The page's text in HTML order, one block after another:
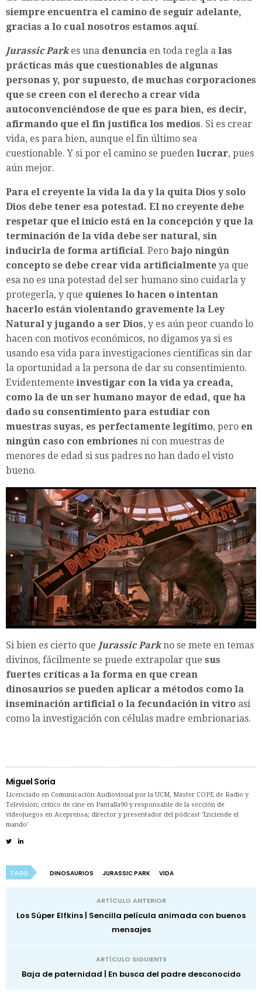
siempre encuentra el camino de seguir adelante,
gracias a lo cual nosotros estamos aquí.
Jurassic Parkes una denuncia en toda regla a las
prácticas más que cuestionables de algunas
personas y, por supuesto, de muchas corporaciones
que se creen con el derecho a crear vida
autoconvenciéndose de que es para bien, es decir,
afirmando que el fin justifica los medios. Si es crear
vida, es para bien, aunque el fin último sea
cuestionable. Y si por el camino se pueden lucrar, pues
aún mejor.
Para el creyente la vida la da y la quita Dios y solo
Dios debe tener esa potestad. El no creyente debe
respetar que el inicio está en la concepción y que la
terminación de la vida debe ser natural, sin
inducirla de forma artificial. Pero bajo ningún
concepto se debe crear vida artificialmente ya que
esa no es una potestad del ser humano sino cuidarla y
protegerla, y que quienes lo hacen o intentan
hacerlo están violentando gravemente la Ley
Natural y jugando a ser Dios, y es aún peor cuando lo
hacen con motivos económicos, no digamos ya si es
usando esa vida para investigaciones científicas sin dar
la oportunidad a la persona de dar su consentimiento.
Evidentemente investigar con la vida ya creada,
como la de un ser humano mayor de edad, que ha
dado su consentimiento para estudiar con
muestras suyas, es perfectamente legítimo, pero en
ningún caso con embriones ni con muestras de
menores de edad si sus padres no han dado el visto
bueno.
Si bien es cierto que Jurassic Parkno se mete en temas
divinos, fácilmente se puede extrapolar que sus
fuertes críticas a la forma en que crean
dinosaurios se pueden aplicar a métodos como la
inseminación artificial o la fecundación in vitro así
como la investigación con células madre embrionarias.
Miguel Soria
Licenciado en Comunicación Audiovisual por la UCM, Máster COPE de Radio y
Televisión; crítico de cine en Pantalla90 y responsable de la sección de
videojuegos en Aceprensa; director y presentador del pódcast 'Enciende el
mando'
TAGS DINOSAURIOS JURASSIC PARK VIDA
ARTÍCULO ANTERIOR
Los Súper Elfkins | Sencilla película animada con buenos
mensajes
ARTÍCULO SIGUIENTE
Baja de paternidad | En busca del padre desconocido